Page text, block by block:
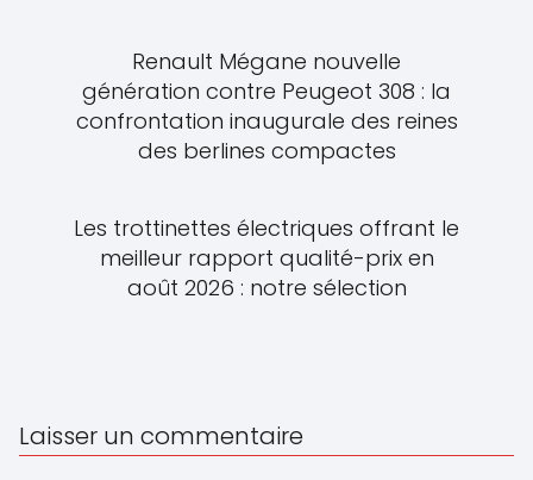
Renault Mégane nouvelle
génération contre Peugeot 308 : la
confrontation inaugurale des reines
des berlines compactes
Les trottinettes électriques offrant le
meilleur rapport qualité-prix en
août 2026 : notre sélection
Laisser un commentaire